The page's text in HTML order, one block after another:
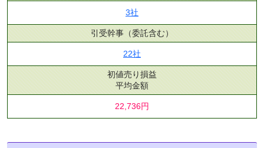
3社
引受幹事 （委託含む）
22社
初値売り損益
平均金額
22,736円